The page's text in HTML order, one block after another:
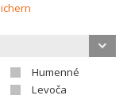
Humenné
Levoča